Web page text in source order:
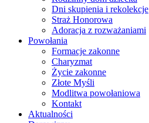
Dni skupienia i rekolekcje
Straż Honorowa
Adoracja z rozważaniami
Powołania
Formacje zakonne
Charyzmat
Życie zakonne
Złote Myśli
Modlitwa powołaniowa
Kontakt
Aktualności